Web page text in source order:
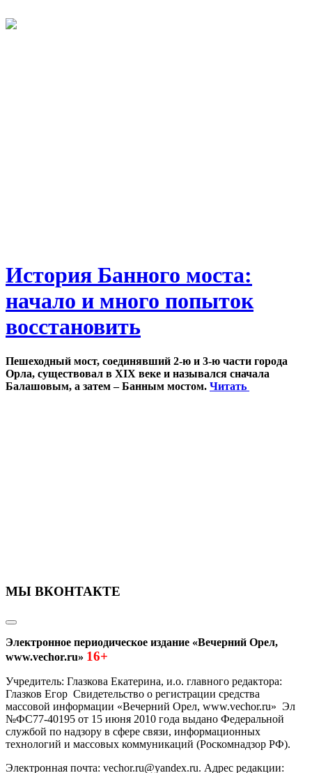
История Банного моста:
начало и много попыток
восстановить
Пешеходный мост, соединявший 2-ю и 3-ю части города
Орла, существовал в XIX веке и назывался сначала
Балашовым, а затем – Банным мостом. Читать
МЫ ВКОНТАКТЕ
Электронное периодическое издание «Вечерний Орел,
www.vechor.ru» 16+
Учредитель: Глазкова Екатерина, и.о. главного редактора:
Глазков Егор Свидетельство о регистрации средства
массовой информации «Вечерний Орел, www.vechor.ru» Эл
№ФС77-40195 от 15 июня 2010 года выдано Федеральной
службой по надзору в сфере связи, информационных
технологий и массовых коммуникаций (Роскомнадзор РФ).
Электронная почта: vechor.ru@yandex.ru. Адрес редакции: